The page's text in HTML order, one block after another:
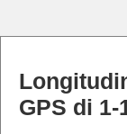
GPS di